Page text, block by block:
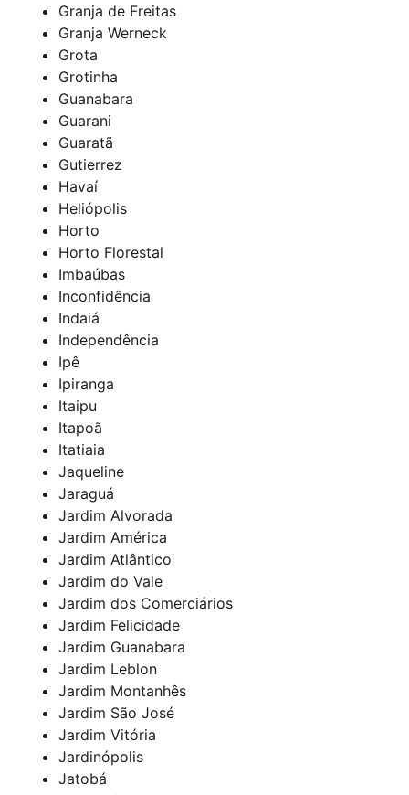
Granja de Freitas
Granja Werneck
Grota
Grotinha
Guanabara
Guarani
Guaratã
Gutierrez
Havaí
Heliópolis
Horto
Horto Florestal
Imbaúbas
Inconfidência
Indaiá
Independência
Ipê
Ipiranga
Itaipu
Itapoã
Itatiaia
Jaqueline
Jaraguá
Jardim Alvorada
Jardim América
Jardim Atlântico
Jardim do Vale
Jardim dos Comerciários
Jardim Felicidade
Jardim Guanabara
Jardim Leblon
Jardim Montanhês
Jardim São José
Jardim Vitória
Jardinópolis
Jatobá